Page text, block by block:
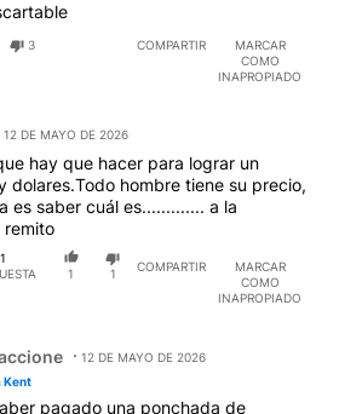
3 COMPARTIR
MARCAR
COMO
INAPROPIADO
Kent.
12 DE MAYO DE 2026
hay que hacer para lograr un
dolares.Todo hombre tiene su precio,
es saber cuál es............. a la
remito
1
1 1
COMPARTIR
MARCAR
COMO
INAPROPIADO
12 DE MAYO DE 2026
Kent
pagado una ponchada de